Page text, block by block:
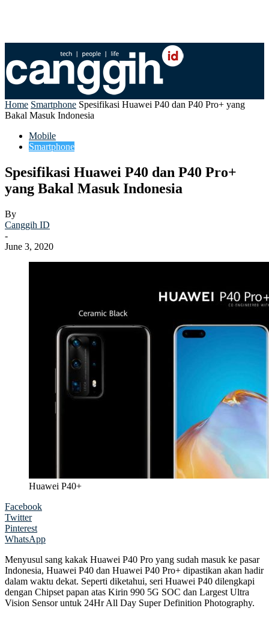
Home Smartphone Spesifikasi Huawei P40 dan P40 Pro+ yang
Bakal Masuk Indonesia
Mobile
Smartphone
Spesifikasi Huawei P40 dan P40 Pro+
yang Bakal Masuk Indonesia
By
Canggih ID
-
June 3, 2020
Huawei P40+
Facebook
Twitter
Pinterest
WhatsApp
Menyusul sang kakak Huawei P40 Pro yang sudah masuk ke pasar
Indonesia, Huawei P40 dan Huawei P40 Pro+ dipastikan akan hadir
dalam waktu dekat. Seperti diketahui, seri Huawei P40 dilengkapi
dengan Chipset papan atas Kirin 990 5G SOC dan Largest Ultra
Vision Sensor untuk 24Hr All Day Super Definition Photography.